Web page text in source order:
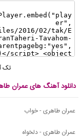
تک
دانلود آهنگ های عمران
عمران طاهری - خواب
عمران طاهری - دلخواه